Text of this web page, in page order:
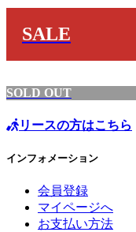
SALE
SOLD OUT
リースの方はこちら
インフォメーション
会員登録
マイページへ
お支払い方法